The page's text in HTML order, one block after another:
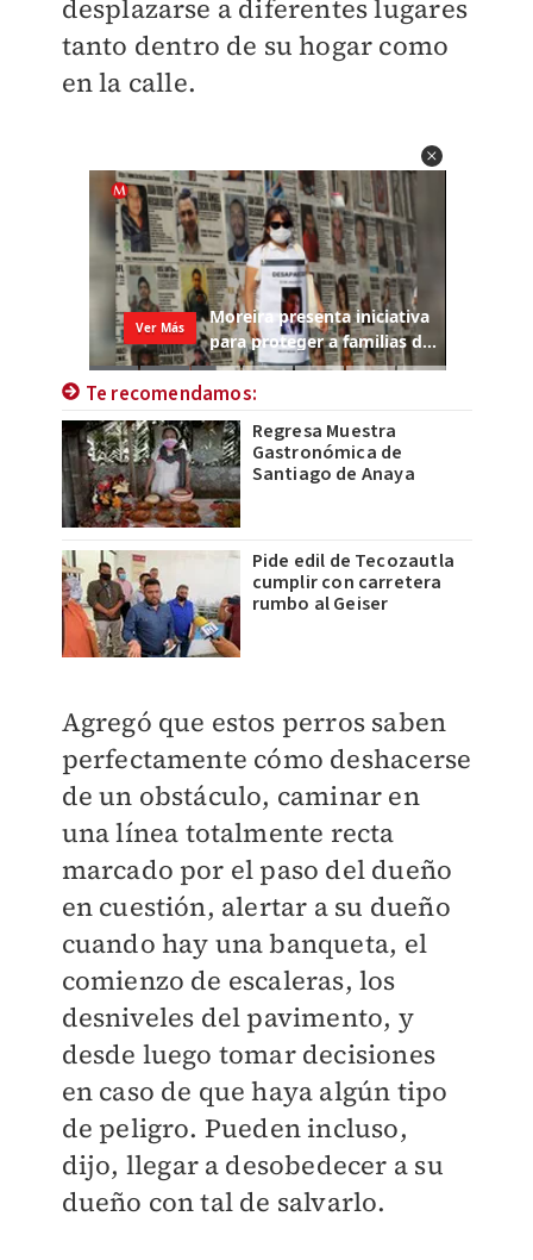
desplazarse a diferentes lugares
tanto dentro de su hogar como
en la calle.
Te recomendamos:
Regresa Muestra
Gastronómica de
Santiago de Anaya
Pide edil de Tecozautla
cumplir con carretera
rumbo al Geiser
Agregó que estos perros saben
perfectamente cómo deshacerse
de un obstáculo, caminar en
una línea totalmente recta
marcado por el paso del dueño
en cuestión, alertar a su dueño
cuando hay una banqueta, el
comienzo de escaleras, los
desniveles del pavimento, y
desde luego tomar decisiones
en caso de que haya algún tipo
de peligro. Pueden incluso,
dijo, llegar a desobedecer a su
dueño con tal de salvarlo.